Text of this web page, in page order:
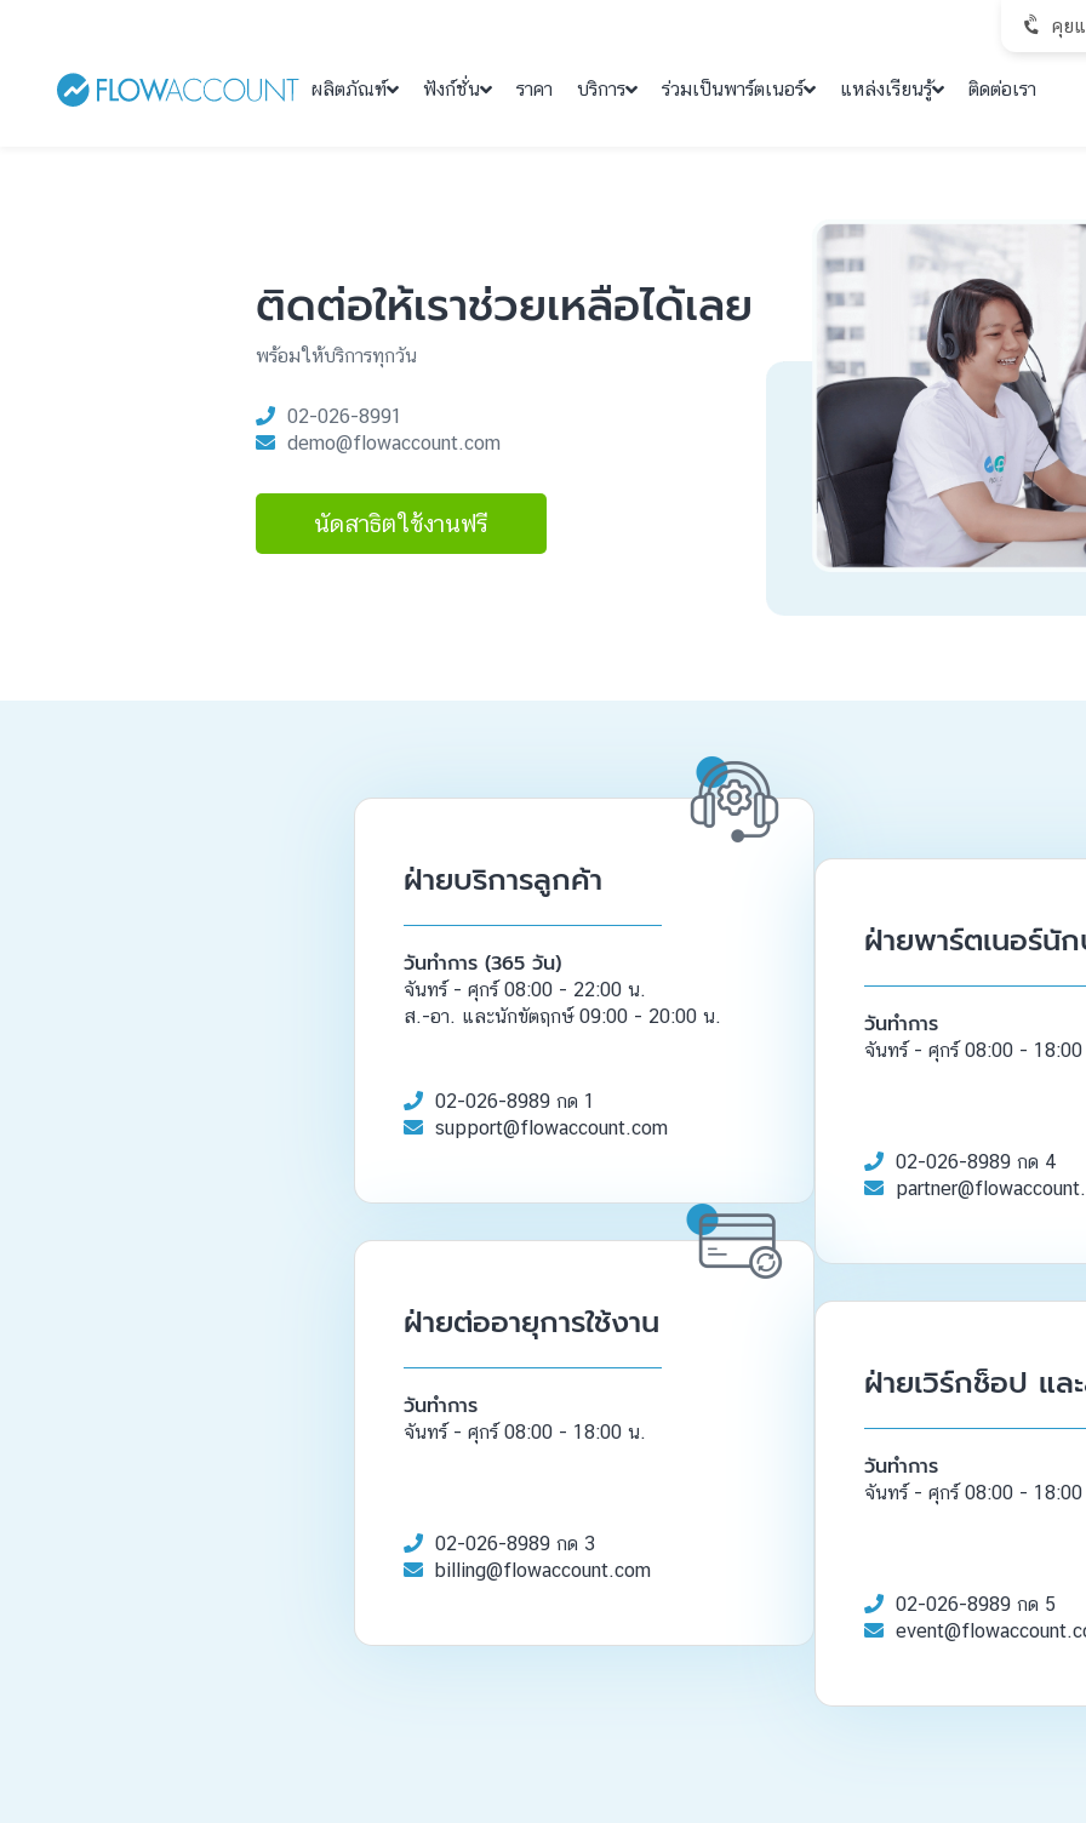
คุย
ผลิตภัณฑ์ ฟังก์ชั่น ราคา บริการ ร่วมเป็นพาร์ตเนอร์ แหล่งเรียนรู้ ติดต่อเรา
ติดต่อให้เราช่วยเหลือได้เลย
พร้อมให้บริการทุกวัน
02-026-8991
demo@flowaccount.com
นัดสาธิตใช้งานฟรี
ฝ่ายบริการลูกค้า
วันทำการ (365 วัน)
จันทร์ - ศุกร์ 08:00 - 22:00 น.
ส.-อา. และนักขัตฤกษ์ 09:00 - 20:00 น.
02-026-8989 กด 1
support@flowaccount.com
ฝ่ายพาร์ตเนอร์นั
วันทำการ
จันทร์ - ศุกร์ 08:00 -
02-026-8989 กด 4
ฝ่ายต่ออายุการใช้งาน
วันทำการ
จันทร์ - ศุกร์ 08:00 - 18:00 น.
02-026-8989 กด 3
billing@flowaccount.com
ฝ่ายเวิร์กช็อป แล
วันทำการ
จันทร์ - ศุกร์ 08:00 -
02-026-8989 กด 5